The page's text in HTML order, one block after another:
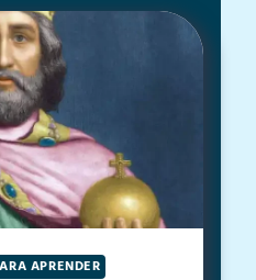
APRENDER